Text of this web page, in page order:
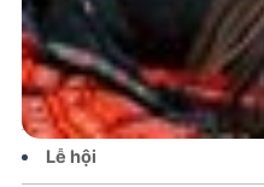
Chính sách
Văn hoá – Đời sống
Lễ hội